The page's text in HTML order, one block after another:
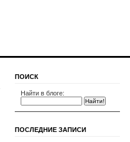
ПОИСК
Найти в блоге:
ПОСЛЕДНИЕ ЗАПИСИ